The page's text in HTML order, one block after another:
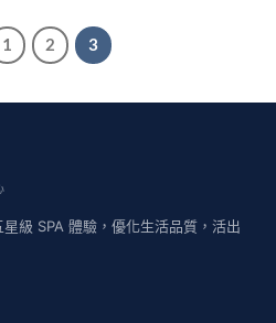
1 2 3
級 SPA 體驗，優化生活品質，活出